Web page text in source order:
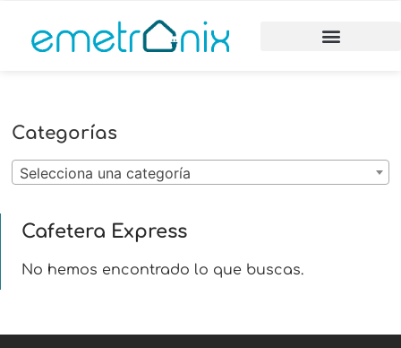
Categorías
Selecciona una categoría
Cafetera Express
No hemos encontrado lo que buscas.